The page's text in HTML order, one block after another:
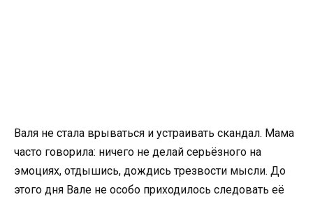
Валя не стала врываться и устраивать скандал. Мама
часто говорила: ничего не делай серьёзного на
эмоциях, отдышись, дождись трезвости мысли. До
этого дня Вале не особо приходилось следовать её